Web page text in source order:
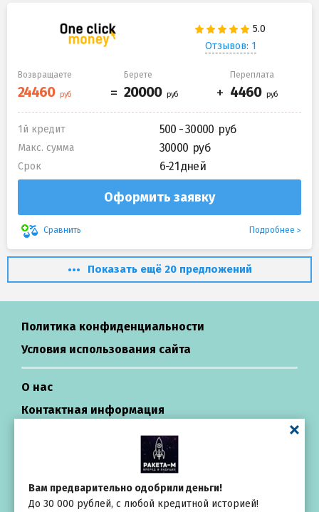
Отзывов: 1
Возвращаете Берете Переплата
1й кредит 500 - 30000
Макс. сумма 30000
Срок 6-21 дней
Оформить заявку
Сравнить Подробнее
Вам предварительно одобрили деньги!
До 30 000 рублей, с любой кредитной историей!
Показать ещё 20 предложений
Политика конфиденциальности
Условия использования сайта
О нас
Контактная информация
Займы в России